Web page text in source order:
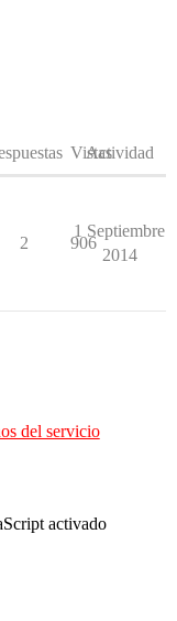
Vistas
Actividad
2 906
1 Septiembre
2014
del servicio
activado